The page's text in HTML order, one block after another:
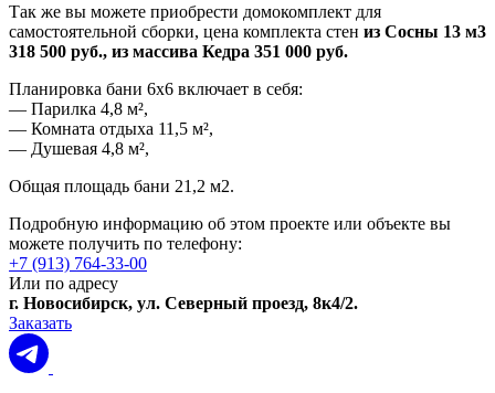
Так же вы можете приобрести домокомплект для
самостоятельной сборки, цена комплекта стен из Сосны 13 м3
318 500 руб., из массива Кедра 351 000 руб.
Планировка бани 6х6 включает в себя:
— Парилка 4,8 м²,
— Комната отдыха 11,5 м²,
— Душевая 4,8 м²,
Общая площадь бани 21,2 м2.
Подробную информацию об этом проекте или объекте вы
можете получить по телефону:
+7 (913) 764-33-00
Или по адресу
г. Новосибирск, ул. Северный проезд, 8к4/2.
Заказать